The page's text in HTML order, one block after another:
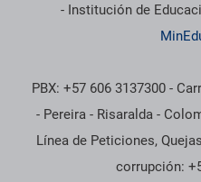
- Institución de
PBX: +57 606 3137300 -
- Pereira - Risaralda -
Línea de Peticiones,
corrupción: